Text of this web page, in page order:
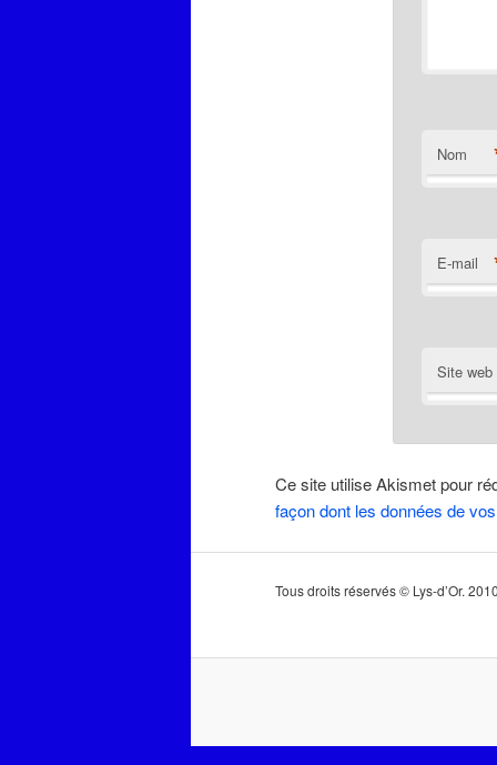
Nom
E-mail
Site web
Ce site utilise Akismet pour
façon dont les données de
Tous droits réservés © Lys-d’Or.